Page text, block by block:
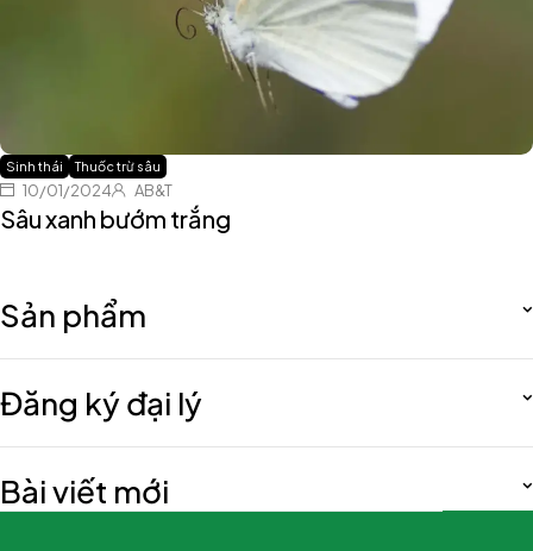
Sinh thái Thuốc trừ sâu
10/01/2024 AB&T
Sâu xanh bướm trắng
Sản phẩm
Đăng ký đại lý
Bài viết mới